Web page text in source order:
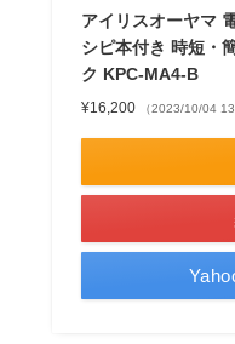
アイリスオーヤマ
シピ本付き 時短・
ク KPC-MA4-B
¥16,200 （2023/10/04